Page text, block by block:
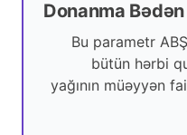
Donanma
Bu parametr
bütün hərbi
yağının müəyyən